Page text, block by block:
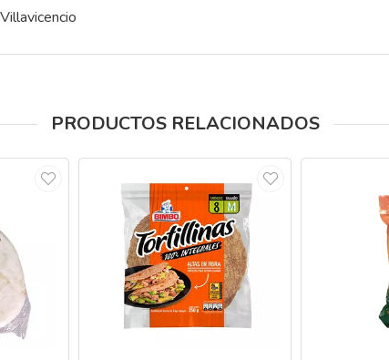
PRODUCTOS RELACIONADOS